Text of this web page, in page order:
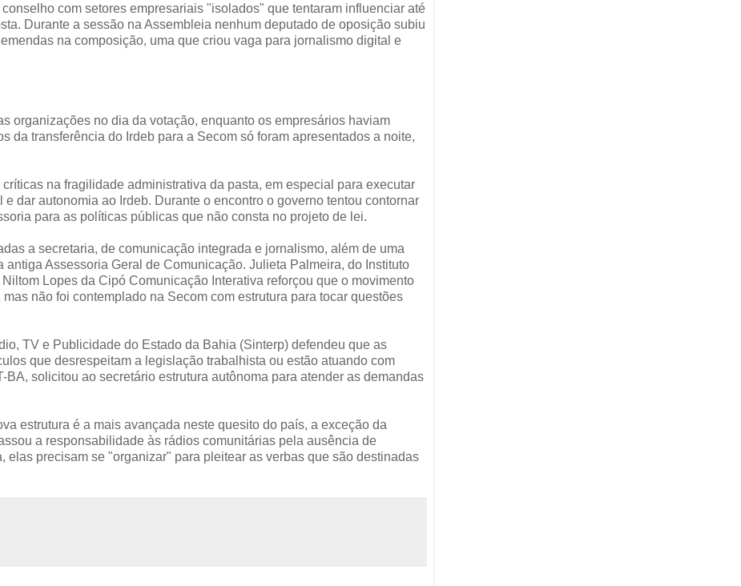
com setores empresariais "isolados" que tentaram influenciar até
Durante a sessão na Assembleia nenhum deputado de oposição subiu
na composição, uma que criou vaga para jornalismo digital e
organizações no dia da votação, enquanto os empresários haviam
da transferência do Irdeb para a Secom só foram apresentados a noite,
na fragilidade administrativa da pasta, em especial para executar
dar autonomia ao Irdeb. Durante o encontro o governo tentou contornar
para as políticas públicas que não consta no projeto de lei.
a secretaria, de comunicação integrada e jornalismo, além de uma
Assessoria Geral de Comunicação. Julieta Palmeira, do Instituto
Lopes da Cipó Comunicação Interativa reforçou que o movimento
não foi contemplado na Secom com estrutura para tocar questões
TV e Publicidade do Estado da Bahia (Sinterp) defendeu que as
que desrespeitam a legislação trabalhista ou estão atuando com
solicitou ao secretário estrutura autônoma para atender as demandas
estrutura é a mais avançada neste quesito do país, a exceção da
a responsabilidade às rádios comunitárias pela ausência de
precisam se "organizar" para pleitear as verbas que são destinadas